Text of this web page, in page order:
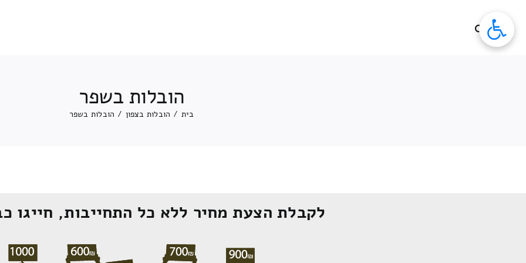
הובלות בשפר
בית / הובלות בצפון / הובלות בשפר
לקבלת הצעת מחיר ללא כל התחייבות, חייגו